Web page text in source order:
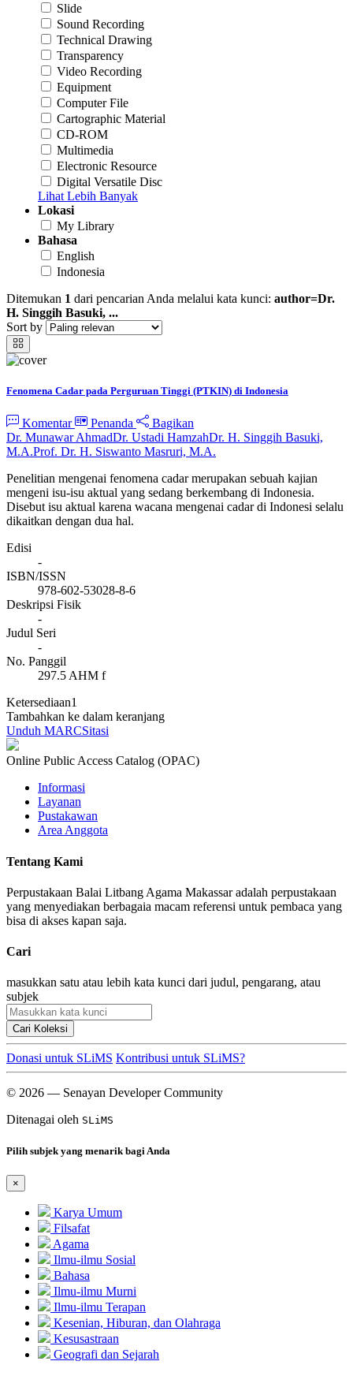
Slide
Sound Recording
Technical Drawing
Transparency
Video Recording
Equipment
Computer File
Cartographic Material
CD-ROM
Multimedia
Electronic Resource
Digital Versatile Disc
Lihat Lebih Banyak
Lokasi
My Library
Bahasa
English
Indonesia
Ditemukan 1 dari pencarian Anda melalui kata kunci: author=Dr.
H. Singgih Basuki, ...
Sort by
Fenomena Cadar pada Perguruan Tinggi (PTKIN) di Indonesia
Komentar Penanda
Bagikan
Dr. Munawar AhmadDr. Ustadi HamzahDr. H. Singgih Basuki,
M.A.Prof. Dr. H. Siswanto Masruri, M.A.
Penelitian mengenai fenomena cadar merupakan sebuah kajian
mengeni isu-isu aktual yang sedang berkembang di Indonesia.
Disebut isu aktual karena wacana mengenai cadar di Indonesi selalu
dikaitkan dengan dua hal.
Edisi
-
ISBN/ISSN
978-602-53028-8-6
Deskripsi Fisik
-
Judul Seri
-
No. Panggil
297.5 AHM f
Ketersediaan1
Tambahkan ke dalam keranjang
Unduh MARCSitasi
Online Public Access Catalog (OPAC)
Informasi
Layanan
Pustakawan
Area Anggota
Tentang Kami
Perpustakaan Balai Litbang Agama Makassar adalah perpustakaan
yang menyediakan berbagaia macam referensi untuk pembaca yang
bisa di akses kapan saja.
Cari
masukkan satu atau lebih kata kunci dari judul, pengarang, atau
subjek
Cari Koleksi
Donasi untuk SLiMS Kontribusi untuk SLiMS?
© 2026 — Senayan Developer Community
Ditenagai oleh SLiMS
Pilih subjek yang menarik bagi Anda
×
Karya Umum
Filsafat
Agama
Ilmu-ilmu Sosial
Bahasa
Ilmu-ilmu Murni
Ilmu-ilmu Terapan
Kesenian, Hiburan, dan Olahraga
Kesusastraan
Geografi dan Sejarah